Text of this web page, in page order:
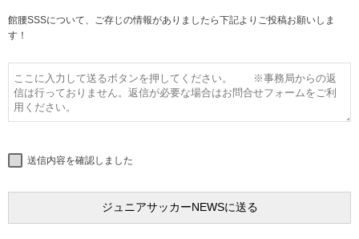
館腰SSSについて、ご存じの情報がありましたら下記よりご投稿お願いしま
す！
送信内容を確認しました